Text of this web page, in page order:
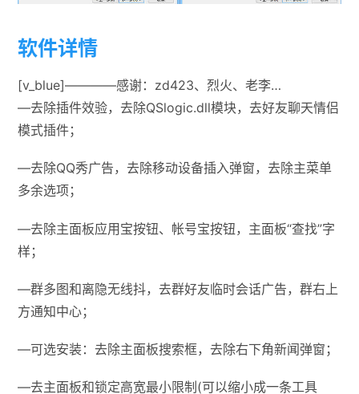
软件详情
[v_blue]————感谢：zd423、烈火、老李…
—去除插件效验，去除QSlogic.dll模块，去好友聊天情侣
模式插件；
—去除QQ秀广告，去除移动设备插入弹窗，去除主菜单
多余选项；
—去除主面板应用宝按钮、帐号宝按钮，主面板“查找”字
样；
—群多图和离隐无线抖，去群好友临时会话广告，群右上
方通知中心；
—可选安装：去除主面板搜索框，去除右下角新闻弹窗；
—去主面板和锁定高宽最小限制(可以缩小成一条工具